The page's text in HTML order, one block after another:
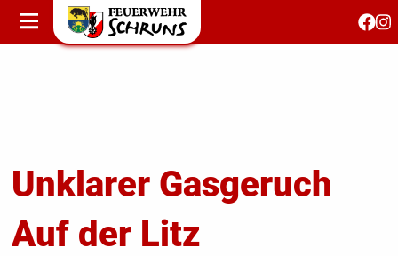
STARTSEITE
AKTUELLES
Unklarer Gasgeruch
Auf der Litz